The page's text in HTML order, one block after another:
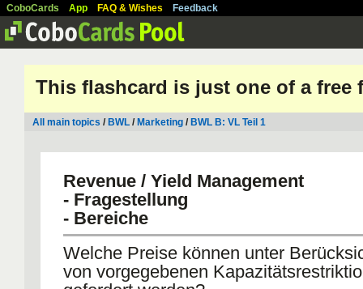
CoboCards App FAQ & Wishes Feedback
This flashcard is just one of a free
All main topics / BWL / Marketing / BWL B: VL Teil 1
Revenue / Yield Management
- Fragestellung
- Bereiche
Welche Preise können unter
von vorgegebenen